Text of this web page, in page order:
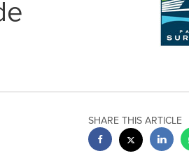
SHARE THIS ARTICLE